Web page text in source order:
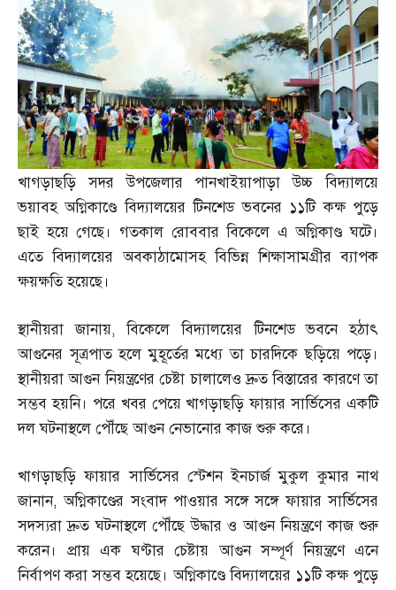
খাগড়াছড়ি সদর উপজেলার পানখাইয়াপাড়া উচ্চ বিদ্যালয়ে
ভয়াবহ অগ্নিকাণ্ডে বিদ্যালয়ের টিনশেড ভবনের ১১টি কক্ষ পুড়ে
ছাই হয়ে গেছে। গতকাল রোববার বিকেলে এ অগ্নিকাণ্ড ঘটে।
এতে বিদ্যালয়ের অবকাঠামোসহ বিভিন্ন শিক্ষাসামগ্রীর ব্যাপক
ক্ষয়ক্ষতি হয়েছে।
স্থানীয়রা জানায়,বিকেলে বিদ্যালয়ের টিনশেড ভবনে হঠাৎ
আগুনের সূত্রপাত হলে মুহূর্তের মধ্যে তা চারদিকে ছড়িয়ে পড়ে।
স্থানীয়রা আগুন নিয়ন্ত্রণের চেষ্টা চালালেও দ্রুত বিস্তারের কারণে তা
সম্ভব হয়নি। পরে খবর পেয়ে খাগড়াছড়ি ফায়ার সার্ভিসের একটি
দল ঘটনাস্থলে পৌঁছে আগুন নেভানোর কাজ শুরু করে।
খাগড়াছড়ি ফায়ার সার্ভিসের স্টেশন ইনচার্জ মুকুল কুমার নাথ
জানান,অগ্নিকাণ্ডের সংবাদ পাওয়ার সঙ্গে সঙ্গে ফায়ার সার্ভিসের
সদস্যরা দ্রুত ঘটনাস্থলে পৌঁছে উদ্ধার ও আগুন নিয়ন্ত্রণে কাজ শুরু
করেন। প্রায় এক ঘণ্টার চেষ্টায় আগুন সম্পূর্ণ নিয়ন্ত্রণে এনে
নির্বাপণ করা সম্ভব হয়েছে। অগ্নিকাণ্ডে বিদ্যালয়ের ১১টি কক্ষ পুড়ে